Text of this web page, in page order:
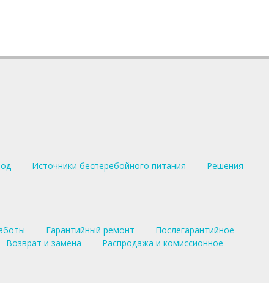
Источники бесперебойного питания Решения
Гарантийный ремонт
Послегарантийное
Возврат и замена
Распродажа и комиссионное